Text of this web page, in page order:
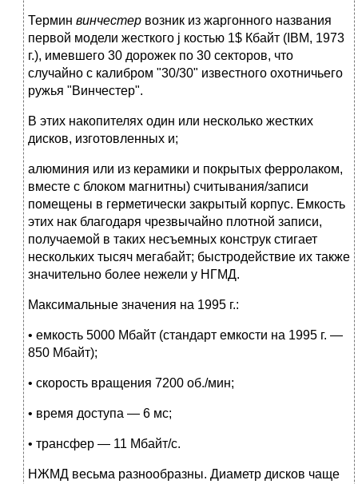
Термин винчестер возник из жаргонного названия
первой модели жесткого j костью 1$ Кбайт (IBM, 1973
г.), имевшего 30 дорожек по 30 секторов, что
случайно с калибром "30/30" известного охотничьего
ружья "Винчестер".
В этих накопителях один или несколько жестких
дисков, изготовленных и;
алюминия или из керамики и покрытых ферролаком,
вместе с блоком магнитны) считывания/записи
помещены в герметически закрытый корпус. Емкость
этих нак благодаря чрезвычайно плотной записи,
получаемой в таких несъемных конструк стигает
нескольких тысяч мегабайт; быстродействие их также
значительно более нежели у НГМД.
Максимальные значения на 1995 г.:
• емкость 5000 Мбайт (стандарт емкости на 1995 г. —
850 Мбайт);
• скорость вращения 7200 об./мин;
• время доступа — 6 мс;
• трансфер — 11 Мбайт/с.
НЖМД весьма разнообразны. Диаметр дисков чаще